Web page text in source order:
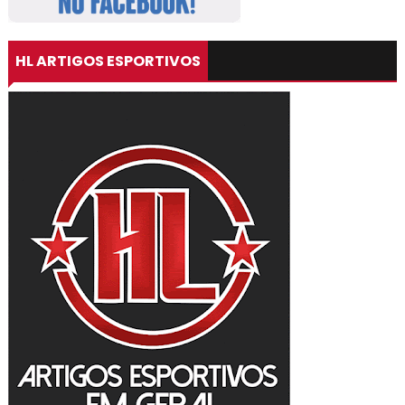
HL ARTIGOS ESPORTIVOS